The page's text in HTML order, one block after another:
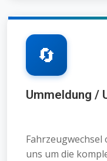
🔄
Ummeldung /
uns um die